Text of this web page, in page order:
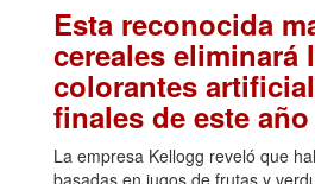
Esta reconocida
cereales eliminará
colorantes
finales de este año
La empresa Kellogg reveló que
basadas en jugos de frutas y